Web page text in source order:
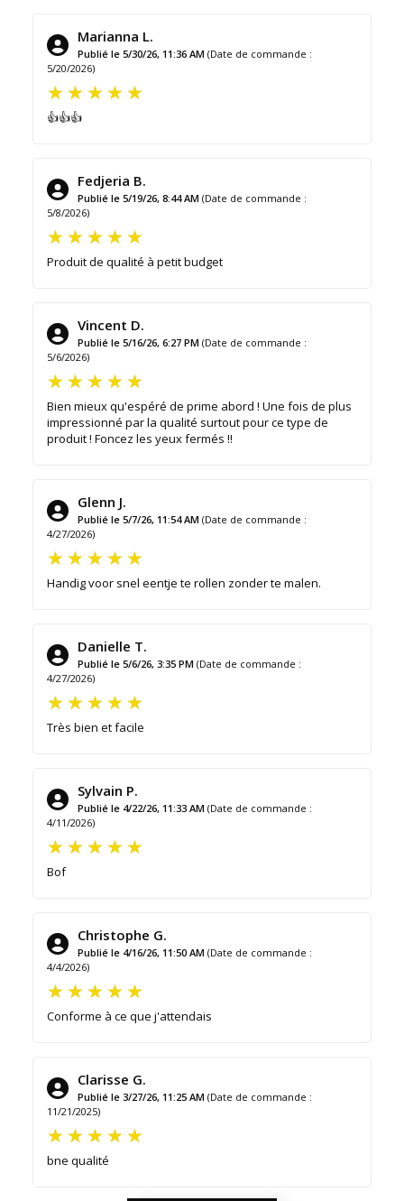
Marianna L.
Publié le 5/30/26, 11:36 AM (Date de commande :
5/20/2026)
👍👍👍
Fedjeria B.
Publié le 5/19/26, 8:44 AM (Date de commande :
5/8/2026)
Produit de qualité à petit budget
Vincent D.
Publié le 5/16/26, 6:27 PM (Date de commande :
5/6/2026)
Bien mieux qu'espéré de prime abord ! Une fois de plus
impressionné par la qualité surtout pour ce type de
produit ! Foncez les yeux fermés !!
Glenn J.
Publié le 5/7/26, 11:54 AM (Date de commande :
4/27/2026)
Handig voor snel eentje te rollen zonder te malen.
Danielle T.
Publié le 5/6/26, 3:35 PM (Date de commande :
4/27/2026)
Très bien et facile
Sylvain P.
Publié le 4/22/26, 11:33 AM (Date de commande :
4/11/2026)
Bof
Christophe G.
Publié le 4/16/26, 11:50 AM (Date de commande :
4/4/2026)
Conforme à ce que j'attendais
Clarisse G.
Publié le 3/27/26, 11:25 AM (Date de commande :
11/21/2025)
bne qualité